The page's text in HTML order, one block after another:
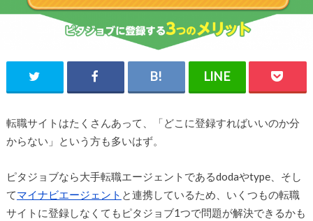
転職サイトはたくさんあって、「どこに登録すればいいのか分
からない」という方も多いはず。
ピタジョブなら大手転職エージェントであるdodaやtype、そし
てマイナビエージェント と連携しているため、いくつもの転職
サイトに登録しなくてもピタジョブ1つで問題が解決できるかも